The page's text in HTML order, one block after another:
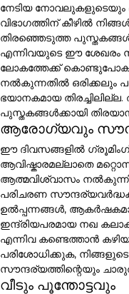
നേടിയ നോവലുകളുടെയും
വിഭാഗത്തിന് കീഴിൽ
തിരഞ്ഞെടുത്ത
എന്നിവയുടെ ഈ ശേഖരം
ലോകത്തേക്ക്
നൽകുന്നതിൽ ഒരിക്കലും
ഭയാനകമായ തിരച്ചിലില്ല.
പുസ്തകങ്ങൾക്കായി
ആരോഗ്യവും
ഈ ദിവസങ്ങളിൽ
ആവിഷ്കാരമല്ലാതെ
ആത്മവിശ്വാസം
പരിചരണ
ഉൽപ്പന്നങ്ങൾ,
ഇന്ദ്രിയപരമായ നഖ
എന്നിവ കണ്ടെത്താൻ
പരിശോധിക്കുക,
സൗന്ദര്യത്തിന്റെയും
വീടും പൂന്തോട്ടവും